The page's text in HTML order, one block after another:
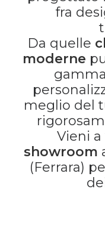
fra
Da quelle
moderne
meglio del
Vieni
showroom
(Ferrara)